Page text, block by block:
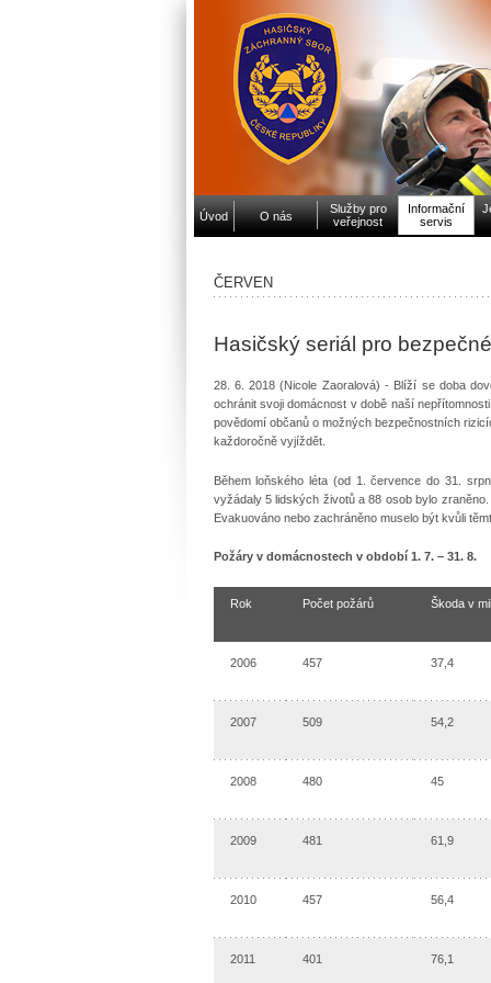
Úvod O nás
Služby pro
veřejnost
Informační
servis
ČERVEN
Hasičský seriál pro
28. 6. 2018 (Nicole Zaoralová) - Blíží se doba
ochránit svoji domácnost v době naší
povědomí občanů o možných bezpečnostních
každoročně vyjíždět.
Během loňského léta (od 1. července do 31.
vyžádaly 5 lidských životů a 88 osob bylo
Evakuováno nebo zachráněno muselo být kvůli
Požáry v domácnostech v období 1. 7. – 31. 8.
Rok Počet požárů Škoda v
2006 457 37,4
2007 509 54,2
2008 480 45
2009 481 61,9
2010 457 56,4
2011 401 76,1